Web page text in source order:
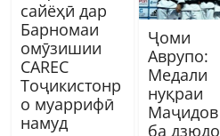
сайёҳӣ дар
Барномаи
омӯзишии
CAREC
Тоҷикистонр
о муаррифӣ
намуд
Ҷоми
Аврупо:
Медали
нуқраи
ба дзюдо